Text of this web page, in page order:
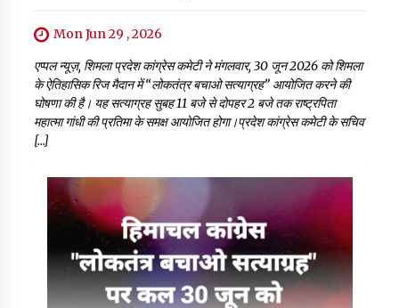
Mon Jun 29 , 2026
एप्पल न्यूज़, शिमला प्रदेश कांग्रेस कमेटी ने मंगलवार, 30 जून 2026 को शिमला
के ऐतिहासिक रिज मैदान में “लोकतंत्र बचाओ सत्याग्रह” आयोजित करने की
घोषणा की है। यह सत्याग्रह सुबह 11 बजे से दोपहर 2 बजे तक राष्ट्रपिता
महात्मा गांधी की प्रतिमा के समक्ष आयोजित होगा।प्रदेश कांग्रेस कमेटी के सचिव
[…]